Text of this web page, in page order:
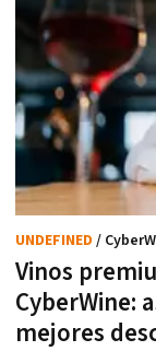
Vinos
CyberWine:
mejores
UNDEFINED /